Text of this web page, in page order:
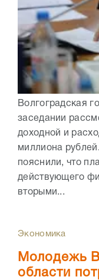
Волгоградская
заседании
доходной и
миллиона
пояснили, что
действующего
вторыми...
Экономика
Молодежь
области